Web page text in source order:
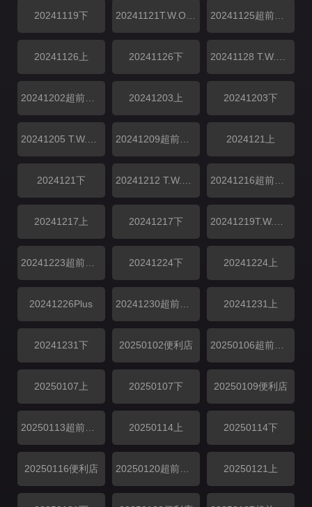
20241119下 20241125超前彩蛋
20241126上 20241126下
20241203上 20241203下
20241209超前彩蛋 2024121上
2024121下 20241216超前彩蛋
20241217上 20241217下
20241224下 20241224上
20241226Plus 20241230超前彩蛋 20241231上
20241231下 20250102便利店 20250106超前彩蛋
20250107上 20250107下 20250109便利店
20250114上 20250114下
20250116便利店 20250120超前彩蛋 20250121上